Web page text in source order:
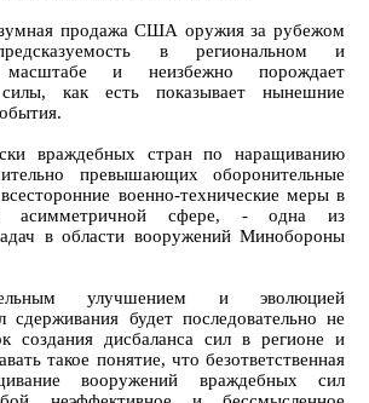
продажа США оружия за рубежом
в региональном и
масштабе и неизбежно порождает
силы, как есть показывает нынешние
враждебных стран по наращиванию
превышающих оборонительные
военно-технические меры в
асимметричной сфере, - одна из
в области вооружений Минобороны
улучшением и эволюцией
сдерживания будет последовательно не
создания дисбаланса сил в регионе и
такое понятие, что безответственная
вооружений враждебных сил